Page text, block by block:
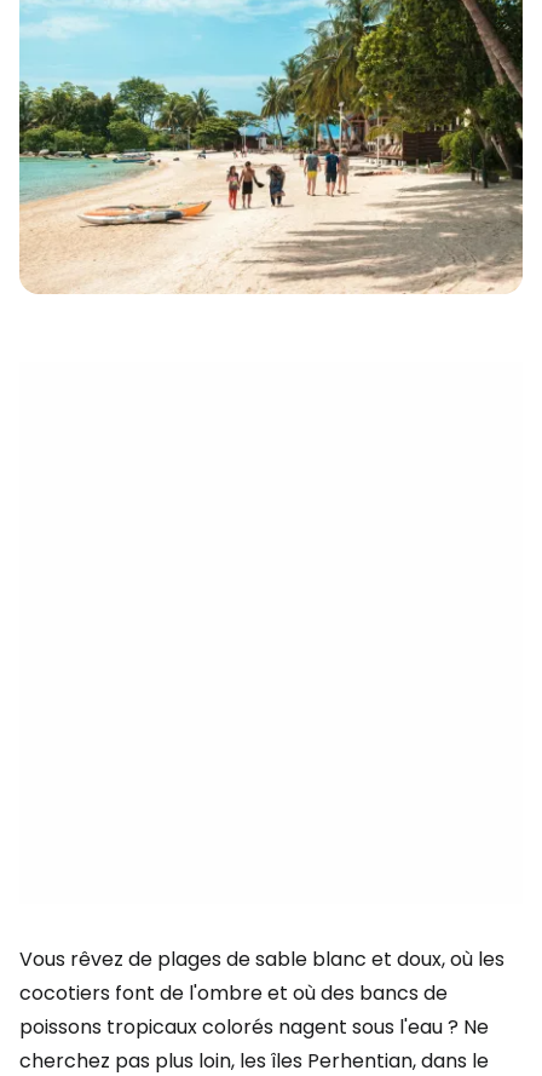
Vous rêvez de plages de sable blanc et doux, où les
cocotiers font de l'ombre et où des bancs de
poissons tropicaux colorés nagent sous l'eau ? Ne
cherchez pas plus loin, les îles Perhentian, dans le
Poursuivre avec le courrier
électronique